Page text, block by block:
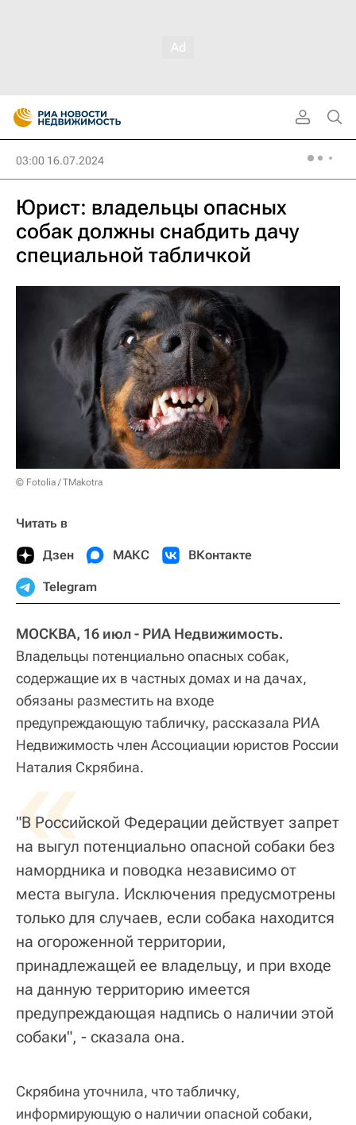
03:00 16.07.2024
Юрист: владельцы опасных
собак должны снабдить дачу
специальной табличкой
© Fotolia / TMakotra
Читать в
Дзен МАКС ВКонтакте
Telegram
МОСКВА, 16 июл - РИА Недвижимость.
Владельцы потенциально опасных собак,
содержащие их в частных домах и на дачах,
обязаны разместить на входе
предупреждающую табличку, рассказала РИА
Недвижимость член Ассоциации юристов России
Наталия Скрябина.
«
"В Российской Федерации действует запрет
на выгул потенциально опасной собаки без
намордника и поводка независимо от
места выгула. Исключения предусмотрены
только для случаев, если собака находится
на огороженной территории,
принадлежащей ее владельцу, и при входе
на данную территорию имеется
предупреждающая надпись о наличии этой
собаки", - сказала она.
Скрябина уточнила, что табличку,
информирующую о наличии опасной собаки,